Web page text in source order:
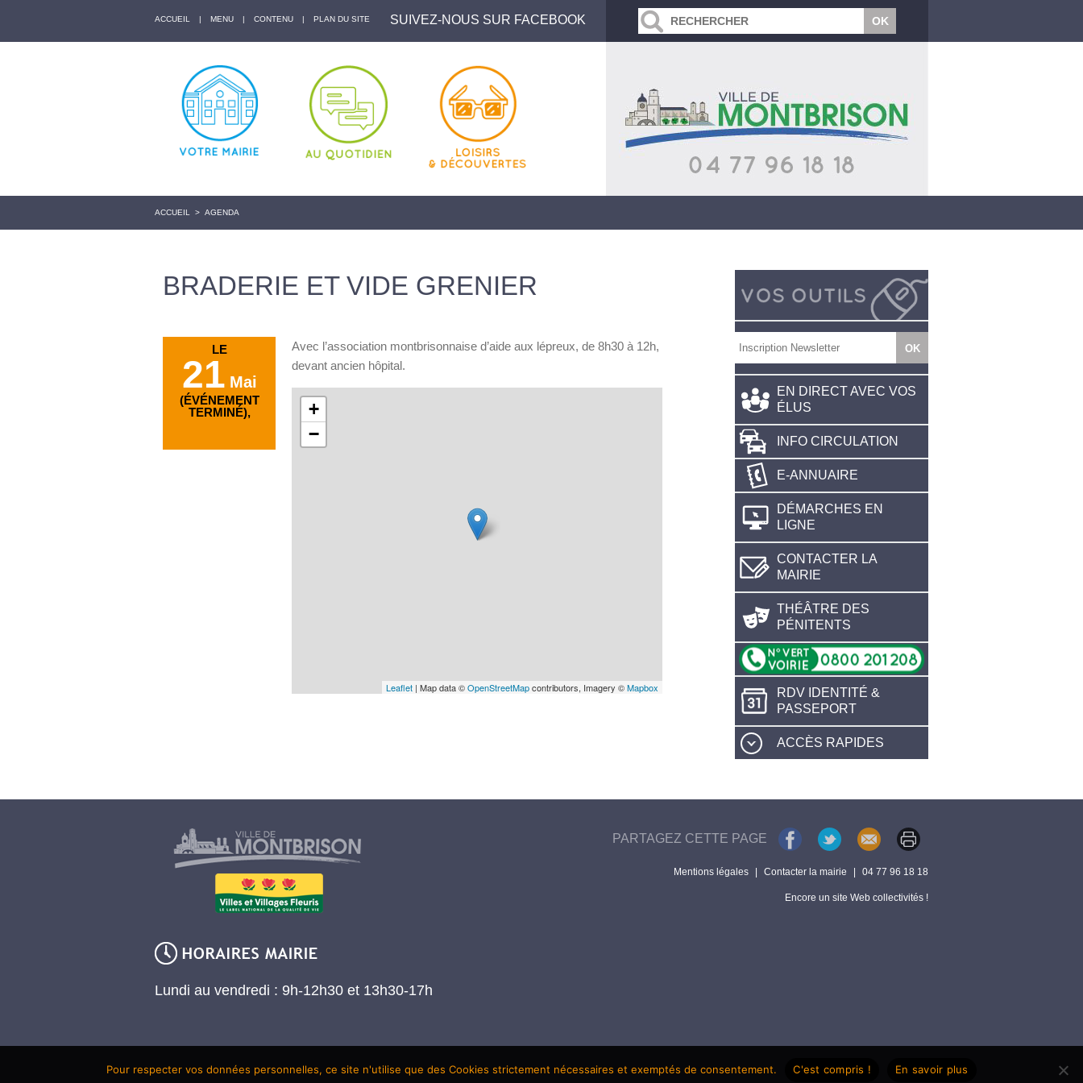
ACCUEIL | MENU | CONTENU | PLAN DU SITE SUIVEZ-NOUS SUR FACEBOOK
ACCUEIL > AGENDA
BRADERIE ET VIDE GRENIER
LE
21 Mai
(ÉVÉNEMENT
TERMINÉ),
Avec l’association montbrisonnaise d’aide aux lépreux, de 8h30 à 12h,
devant ancien hôpital.
+
−
Leaflet | Map data ©OpenStreetMapcontributors, Imagery ©Mapbox
EN DIRECT AVEC VOS
ÉLUS
INFO CIRCULATION
E-ANNUAIRE
DÉMARCHES EN
LIGNE
CONTACTER LA
MAIRIE
THÉÂTRE DES
PÉNITENTS
RDV IDENTITÉ &
PASSEPORT
ACCÈS RAPIDES
Lundi au vendredi : 9h-12h30 et 13h30-17h
PARTAGEZ CETTE PAGE
Mentions légales Contacter la mairie 04 77 96 18 18
Encore un site Web collectivités !
Pour respecter vos données personnelles, ce site n'utilise que des Cookies strictement nécessaires et exemptés de consentement. C'est compris ! En savoir plus